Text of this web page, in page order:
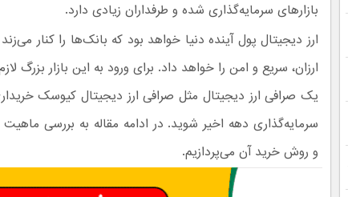
بازارهای سرمایه‌گذاری شده و طرفداران زیادی دارد.
ارز دیجیتال پول آینده دنیا خواهد بود که بانک‌ها را کنار
ارزان، سریع و امن را خواهد داد. برای ورود به این بازار بزرگ
یک صرافی ارز دیجیتال مثل صرافی ارز دیجیتال کیوسک
سرمایه‌گذاری دهه اخیر شوید. در ادامه مقاله به بررسی
و روش خرید آن می‌پردازیم.